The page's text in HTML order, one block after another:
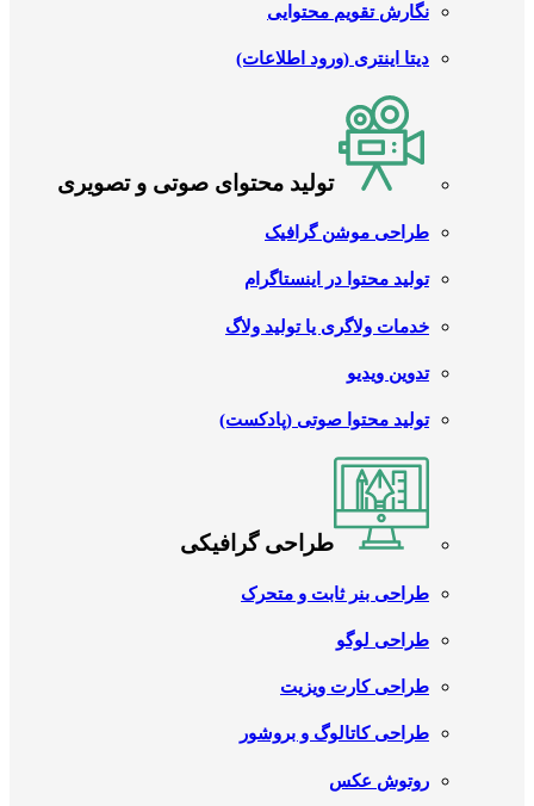
نگارش تقویم محتوایی
دیتا اینتری (ورود اطلاعات)
تولید محتوای صوتی و تصویری
طراحی موشن گرافیک
تولید محتوا در اینستاگرام
خدمات ولاگری یا تولید ولاگ
تدوین ویدیو
تولید محتوا صوتی (پادکست)
طراحی گرافیکی
طراحی بنر ثابت و متحرک
طراحی لوگو
طراحی کارت ویزیت
طراحی کاتالوگ و بروشور
روتوش عکس